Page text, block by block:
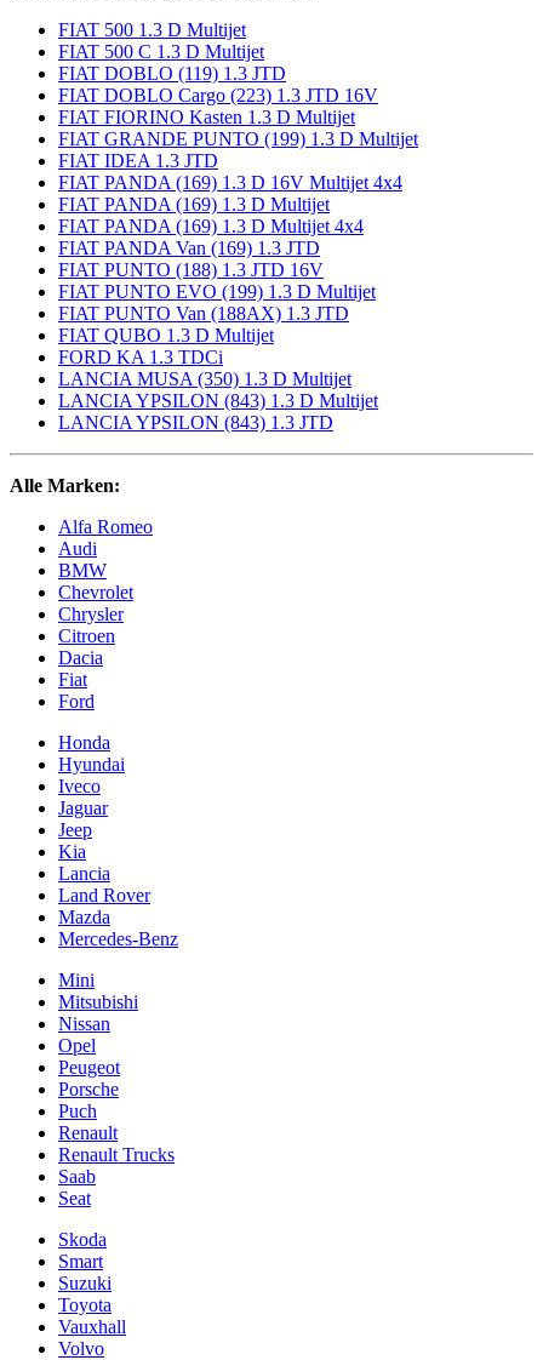
FIAT 500 1.3 D Multijet
FIAT 500 C 1.3 D Multijet
FIAT DOBLO (119) 1.3 JTD
FIAT DOBLO Cargo (223) 1.3 JTD 16V
FIAT FIORINO Kasten 1.3 D Multijet
FIAT GRANDE PUNTO (199) 1.3 D Multijet
FIAT IDEA 1.3 JTD
FIAT PANDA (169) 1.3 D 16V Multijet 4x4
FIAT PANDA (169) 1.3 D Multijet
FIAT PANDA (169) 1.3 D Multijet 4x4
FIAT PANDA Van (169) 1.3 JTD
FIAT PUNTO (188) 1.3 JTD 16V
FIAT PUNTO EVO (199) 1.3 D Multijet
FIAT PUNTO Van (188AX) 1.3 JTD
FIAT QUBO 1.3 D Multijet
FORD KA 1.3 TDCi
LANCIA MUSA (350) 1.3 D Multijet
LANCIA YPSILON (843) 1.3 D Multijet
LANCIA YPSILON (843) 1.3 JTD
Alle Marken:
Alfa Romeo
Audi
BMW
Chevrolet
Chrysler
Citroen
Dacia
Fiat
Ford
Honda
Hyundai
Iveco
Jaguar
Jeep
Kia
Lancia
Land Rover
Mazda
Mercedes-Benz
Mini
Mitsubishi
Nissan
Opel
Peugeot
Porsche
Puch
Renault
Renault Trucks
Saab
Seat
Skoda
Smart
Suzuki
Toyota
Vauxhall
Volvo